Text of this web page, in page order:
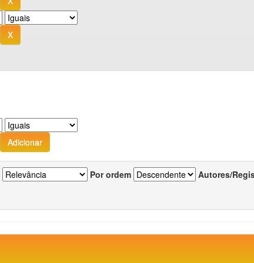
Por ordem Autores/